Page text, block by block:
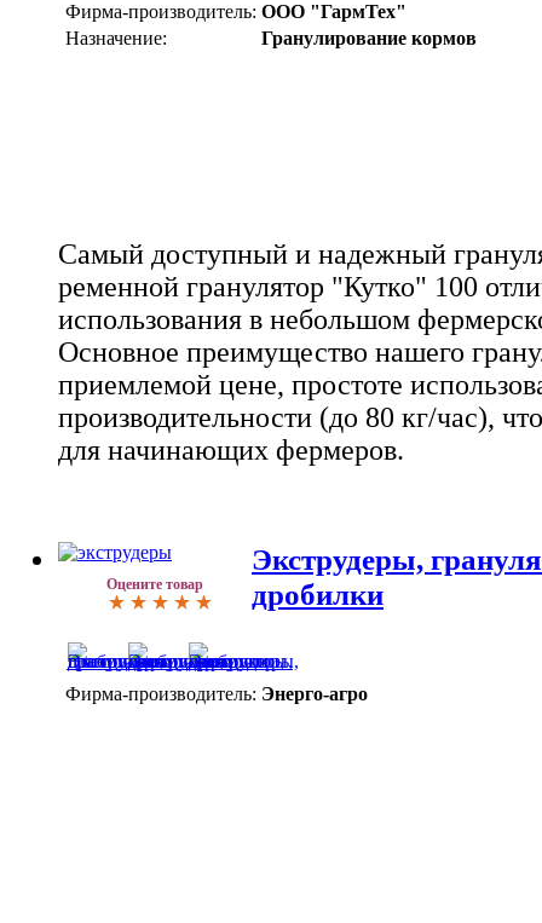
Фирма-производитель: ООО "ГармТех"
Назначение:
Гранулирование кормов
Самый доступный и надежный
ременной гранулятор "Кутко" 100
использования в небольшом
Основное преимущество нашего
приемлемой цене, простоте
производительности (до 80 кг/час),
для начинающих фермеров.
Оцените товар
Экструдеры,
дробилки
Фирма-производитель: Энерго-агро